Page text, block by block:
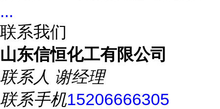
...
联系我们
山东信恒化工有限公司
联系人 谢经理
联系手机15206666305